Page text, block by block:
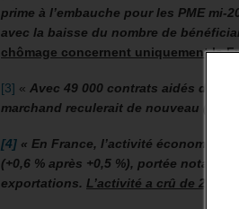
prime à l’embauche pour les PME mi-
avec la baisse du nombre de
chômage concernent uniquement la
[3] « Avec 49 000 contrats aidés de
marchand reculerait de nouveau (–21
[4] « En France, l’activité économique
(+0,6 % après +0,5 %), portée
exportations. L’activité a crû de 2,0 %